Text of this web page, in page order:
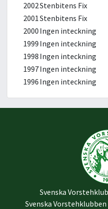
2002Stenbitens Fix
2001Stenbitens Fix
2000 Ingen inteckning
1999 Ingen inteckning
1998 Ingen inteckning
1997Ingen inteckning
1996 Ingen inteckning
Svenska
Svenska Vorstehklubben